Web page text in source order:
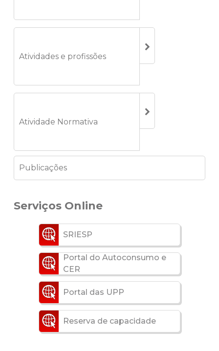
Atividades e profissões
Atividade Normativa
Publicações
Serviços Online
SRIESP
Portal do Autoconsumo e
CER
Portal das UPP
Reserva de capacidade